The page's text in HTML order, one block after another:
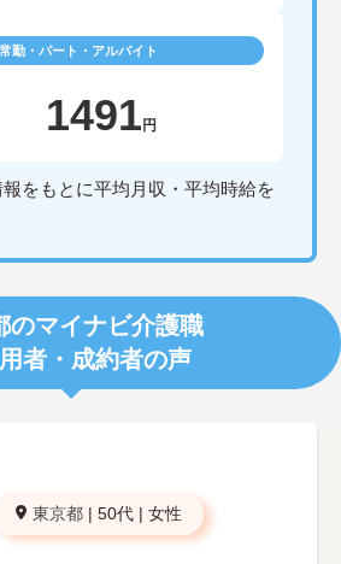
勤・パート・アルバイト
1491 円
をもとに平均月収・平均時給を
のマイナビ介護職
者・成約者の声
東京都 | 50代 | 女性